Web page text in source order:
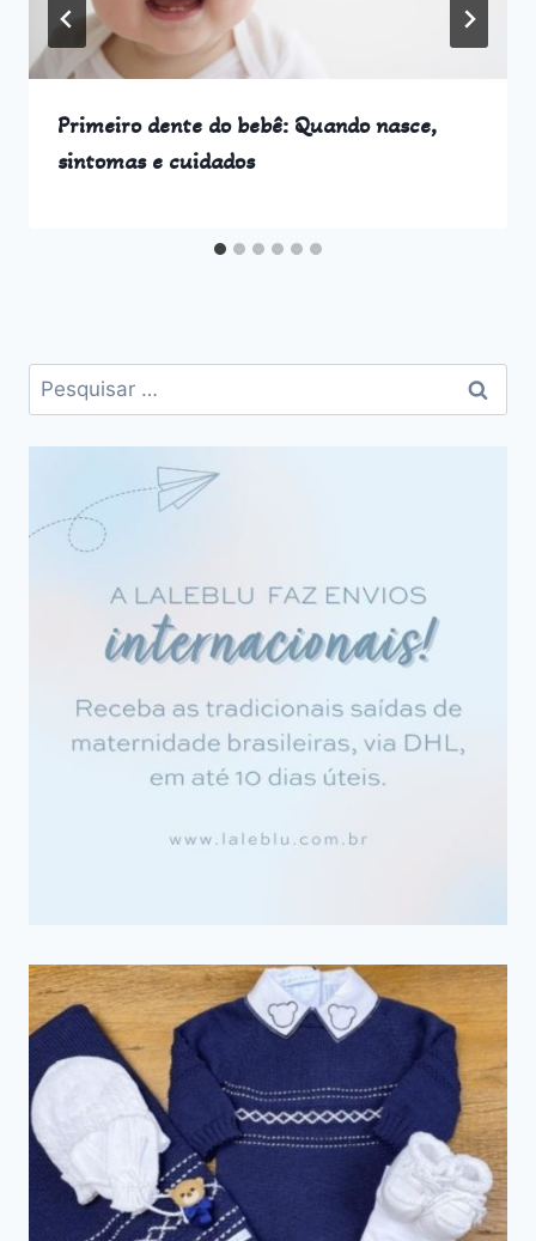
Primeiro dente do bebê: Quando nasce,
sintomas e cuidados
Pesquisar
por: